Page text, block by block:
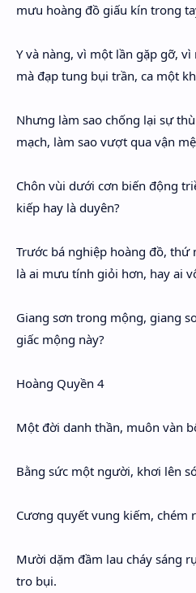
mưu hoàng đồ giấu kín trong
Y và nàng, vì một lần gặp gỡ,
mà đạp tung bụi trần, ca một
Nhưng làm sao chống lại sự
mạch, làm sao vượt qua vận
Chôn vùi dưới cơn biến động
kiếp hay là duyên?
Trước bá nghiệp hoàng đồ,
là ai mưu tính giỏi hơn, hay ai
Giang sơn trong mộng, giang
giấc mộng này?
Hoàng Quyền 4
Một đời danh thần, muôn vàn
Bằng sức một người, khơi lên
Cương quyết vung kiếm, chém
Mười dặm đầm lau cháy sáng
tro bụi.